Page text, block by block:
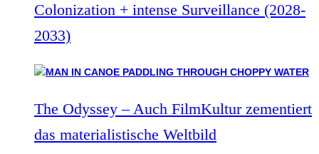
Colonization + intense Surveillance (2028-
2033)
The Odyssey – Auch FilmKultur zementiert
das materialistische Weltbild